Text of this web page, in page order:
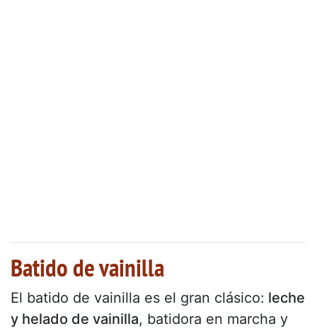
Batido de vainilla
El batido de vainilla es el gran clásico: leche
y helado de vainilla, batidora en marcha y